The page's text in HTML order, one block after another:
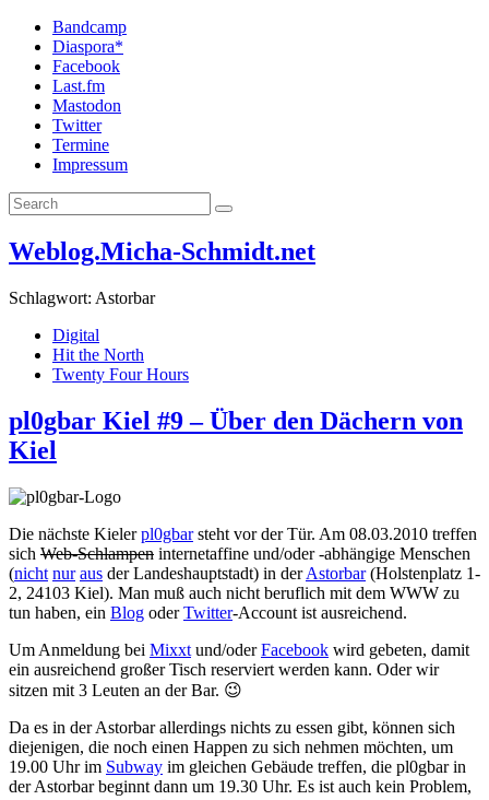
Bandcamp
Diaspora*
Facebook
Last.fm
Mastodon
Twitter
Termine
Impressum
Weblog.Micha-Schmidt.net
Schlagwort: Astorbar
Digital
Hit the North
Twenty Four Hours
pl0gbar Kiel #9 – Über den Dächern von
Kiel
Die nächste Kielerpl0gbarsteht vor der Tür. Am 08.03.2010 treffen
sich Web-Schlampen internetaffine und/oder -abhängige Menschen
(nicht nur aus der Landeshauptstadt) in derAstorbar(Holstenplatz 1-
2, 24103 Kiel). Man muß auch nicht beruflich mit dem WWW zu
tun haben, ein Blog oderTwitter-Account ist ausreichend.
Um Anmeldung bei Mixxt und/oderFacebook wird gebeten, damit
ein ausreichend großer Tisch reserviert werden kann. Oder wir
sitzen mit 3 Leuten an der Bar. 😉
Da es in der Astorbar allerdings nichts zu essen gibt, können sich
diejenigen, die noch einen Happen zu sich nehmen möchten, um
19.00 Uhr im Subway im gleichen Gebäude treffen, die pl0gbar in
der Astorbar beginnt dann um 19.30 Uhr. Es ist auch kein Problem,